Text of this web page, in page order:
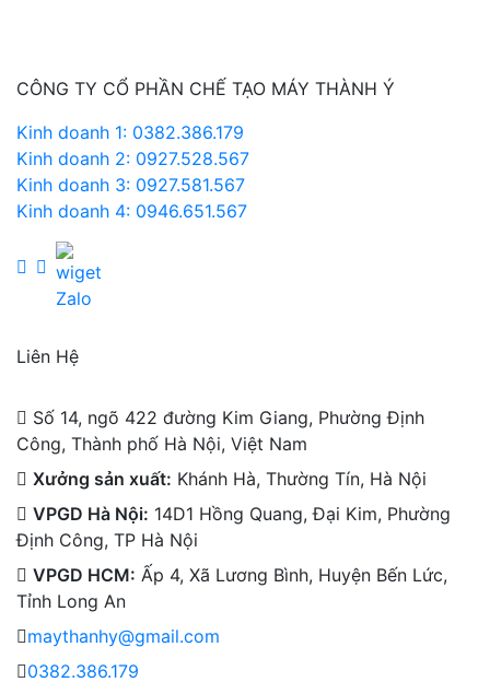
CÔNG TY CỔ PHẦN CHẾ TẠO MÁY THÀNH Ý
Kinh doanh 1: 0382.386.179
Kinh doanh 2: 0927.528.567
Kinh doanh 3: 0927.581.567
Kinh doanh 4: 0946.651.567
Liên Hệ
Số 14, ngõ 422 đường Kim Giang, Phường Định
Công, Thành phố Hà Nội, Việt Nam
Xưởng sản xuất: Khánh Hà, Thường Tín, Hà Nội
VPGD Hà Nội: 14D1 Hồng Quang, Đại Kim, Phường
Định Công, TP Hà Nội
VPGD HCM: Ấp 4, Xã Lương Bình, Huyện Bến Lức,
Tỉnh Long An
maythanhy@gmail.com
0382.386.179